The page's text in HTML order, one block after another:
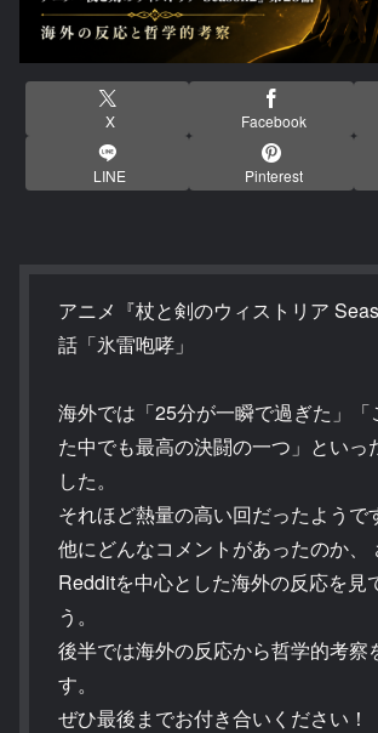
X Facebook
LINE Pinterest
アニメ『杖と剣のウィストリア
話「氷雷咆哮」
海外では「25分が一瞬で過ぎた」「
た中でも最高の決闘の一つ」といっ
した。
それほど熱量の高い回だったようで
他にどんなコメントがあったのか、
Redditを中心とした海外の反応を見
う。
後半では海外の反応から哲学的考察
す。
ぜひ最後までお付き合いください！